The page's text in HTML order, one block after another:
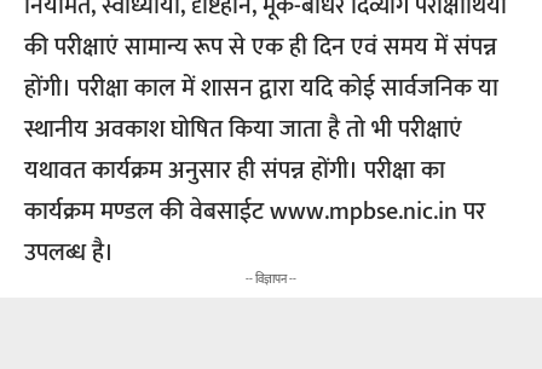
की परीक्षाएं सामान्य रूप से एक ही दिन एवं समय में संपन्न
होंगी। परीक्षा काल में शासन द्वारा यदि कोई सार्वजनिक या
स्थानीय अवकाश घोषित किया जाता है तो भी परीक्षाएं
यथावत कार्यक्रम अनुसार ही संपन्न होंगी। परीक्षा का
कार्यक्रम मण्डल की वेबसाईट www.mpbse.nic.in पर
उपलब्ध है।
-- विज्ञापन --